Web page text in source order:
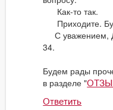
Как-то так.
Приходите.
С уважением,
34.
Будем рады
в разделе "
Ответить